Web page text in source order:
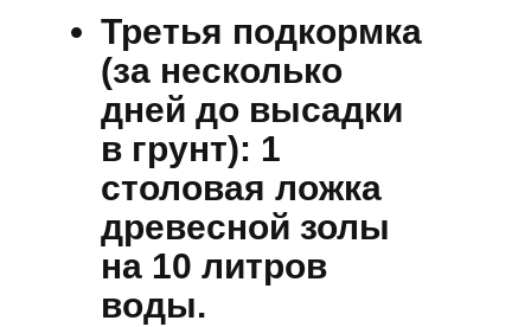
Третья подкормка
(за несколько
дней до высадки
в грунт): 1
столовая ложка
древесной золы
на 10 литров
воды.